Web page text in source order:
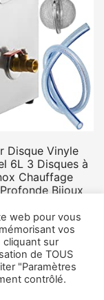
Disque Vinyle
6L 3 Disques à
Chauffage
Bijoux
légales
web pour vous
vos
sur
de TOUS
"Paramètres
contrôlé.